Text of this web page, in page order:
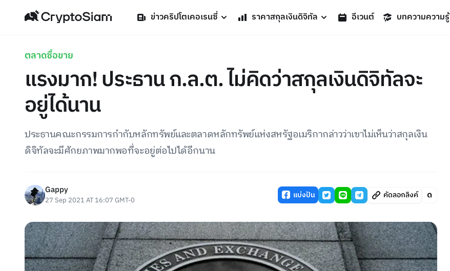
ข่าวคริปโตเคอเรนซี่ ราคาสกุลเงินดิจิทัล อีเวนต์ บทความความรู้
ตลาดซื้อขาย
แรงมาก! ประธาน ก.ล.ต. ไม่คิดว่าสกุลเงินดิจิทัลจะ
อยู่ได้นาน
ประธานคณะกรรมการกำกับหลักทรัพย์และตลาดหลักทรัพย์แห่งสหรัฐอเมริกากล่าวว่าเขาไม่เห็นว่าสกุลเงิน
ดิจิทัลจะมีศักยภาพมากพอที่จะอยู่ต่อไปได้อีกนาน
Gappy
27 Sep 2021 AT 16:07 GMT-0 แบ่งปัน คัดลอกลิงค์